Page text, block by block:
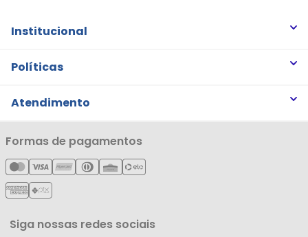
Institucional
Quem somos
Notícias
Cartão Líderzan
Políticas
Trocas e Devoluções
Política de Privacidade
Política de Entrega
Política de Reembolso
Atendimento
Minha Conta
Meus Pedidos
Meus Favoritos
Central de Atendimento
Formas de pagamentos
Siga nossas redes sociais